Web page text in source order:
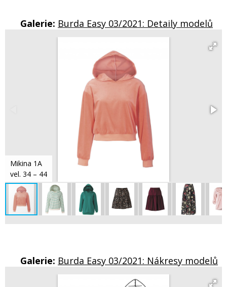
Galerie: Burda Easy 03/2021: Detaily modelů
Mikina 1A
vel. 34 – 44
Galerie: Burda Easy 03/2021: Nákresy modelů